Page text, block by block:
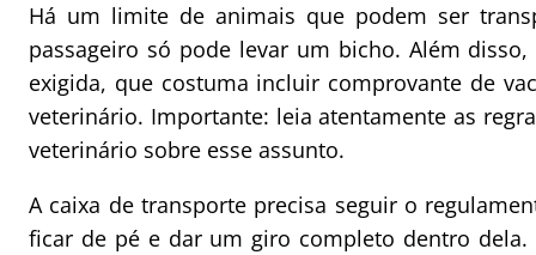
Há um limite de animais que podem ser
passageiro só pode levar um bicho. Além
exigida, que costuma incluir comprovante de
veterinário. Importante: leia atentamente as
veterinário sobre esse assunto.
A caixa de transporte precisa seguir o
ficar de pé e dar um giro completo dentro